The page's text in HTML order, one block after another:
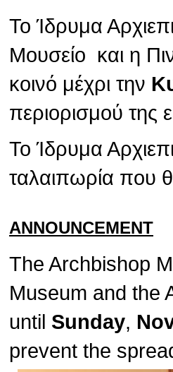
Το Ίδρυμα
Μουσείο και η
κοινό μέχρι την
περιορισμού
Το Ίδρυμα
ταλαιπωρία που
ANNOUNCEMENT
The Archbishop
Museum and the
until Sunday,
prevent the